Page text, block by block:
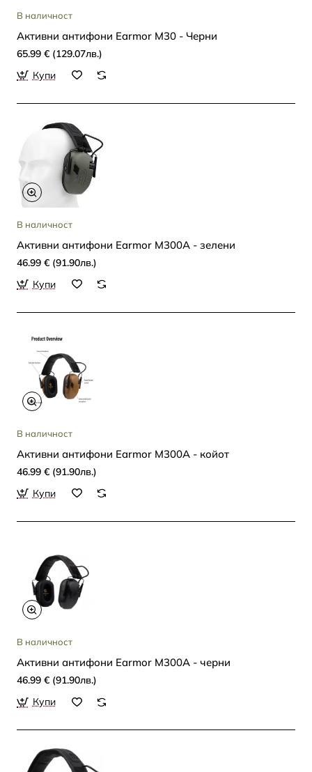
В наличност
Активни антифони Earmor M30 - Черни
65.99 € (129.07лв.)
Купи
В наличност
Активни антифони Earmor M300A - зелени
46.99 € (91.90лв.)
Купи
В наличност
Активни антифони Earmor M300A - койот
46.99 € (91.90лв.)
Купи
В наличност
Активни антифони Earmor M300A - черни
46.99 € (91.90лв.)
Купи